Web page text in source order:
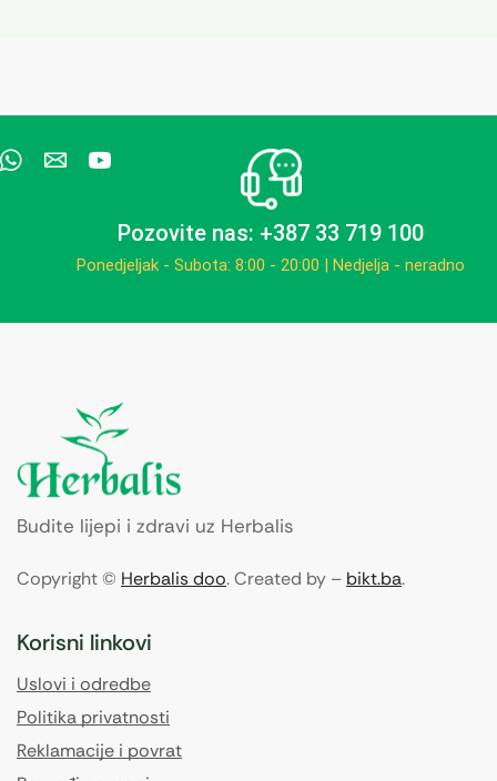
Pozovite nas: +387 33 719 100
Ponedjeljak - Subota: 8:00 - 20:00 | Nedjelja - neradno
Budite lijepi i zdravi uz Herbalis
Copyright © Herbalis doo. Created by – bikt.ba.
Korisni linkovi
Uslovi i odredbe
Politika privatnosti
Reklamacije i povrat